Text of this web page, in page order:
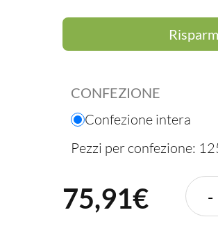
CONFEZIONE
Confezione intera
Pezzi per confezione:
75,91€ -